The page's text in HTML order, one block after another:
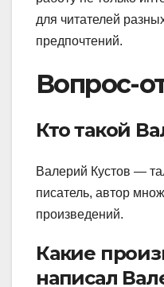
для читателей
предпочтений.
Вопрос-
Кто такой
Валерий Кустов —
писатель, автор
произведений.
Какие
написал